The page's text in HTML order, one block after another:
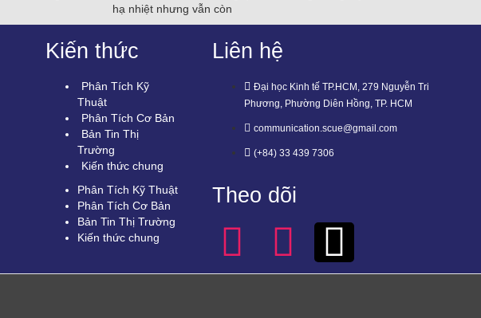
hạ nhiệt nhưng vẫn còn
Kiến thức
Phân Tích Kỹ
Thuật
Phân Tích Cơ Bản
Bản Tin Thị
Trường
Kiến thức chung
Phân Tích Kỹ Thuật
Phân Tích Cơ Bản
Bản Tin Thị Trường
Kiến thức chung
Liên hệ
Đại học Kinh tế TP.HCM, 279 Nguyễn Tri
Phương, Phường Diên Hồng, TP. HCM
communication.scue@gmail.com
(+84) 33 439 7306
Theo dõi